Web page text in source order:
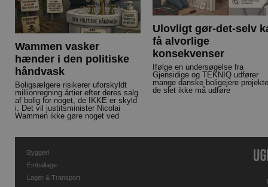
Wammen vasker
hænder i den politiske
håndvask
Boligsælgere risikerer uforskyldt
millionregning årtier efter deres salg
af bolig for noget, de IKKE er skyld
i. Det vil justitsminister Nicolai
Wammen ikke gøre noget ved
Ulovligt gør-det-selv
få alvorlige
konsekvenser
Ifølge en undersøgelse fra
Gjensidige og TEKNIQ udfører
mange danske boligejere
de slet ikke må udføre
Byggeri
Emballage
Lager & Transport